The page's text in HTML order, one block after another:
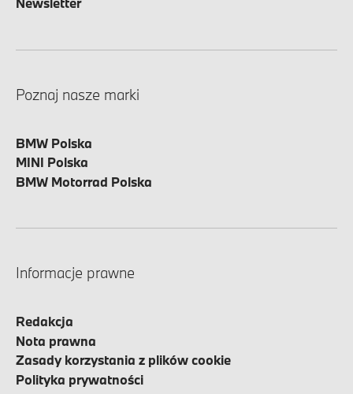
Poznaj nasze marki
BMW Polska
MINI Polska
BMW Motorrad Polska
Informacje prawne
Redakcja
Nota prawna
Zasady korzystania z plików cookie
Polityka prywatności